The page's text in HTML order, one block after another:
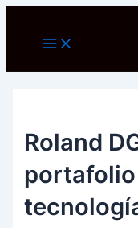
Main
Menu
Roland